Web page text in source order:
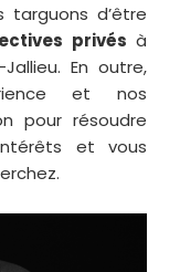
targuons d’être
privés à
. En outre,
et nos
pour résoudre
et vous